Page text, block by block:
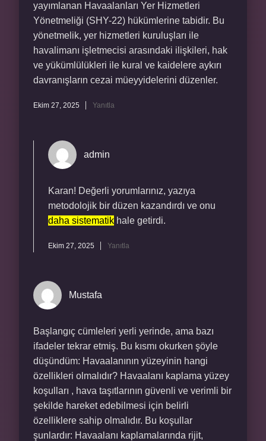
yayımlanan Havaalanları Yer Hizmetleri
Yönetmeliği (SHY-22) hükümlerine tabidir. Bu
yönetmelik, yer hizmetleri kuruluşları ile
havalimanı işletmecisi arasındaki ilişkileri, hak
ve yükümlülükleri ile kural ve kaidelere aykırı
davranışların cezai müeyyidelerini düzenler.
Ekim 27, 2025 Yanıtla
admin
Karan! Değerli yorumlarınız, yazıya
metodolojik bir düzen kazandırdı ve onu
daha sistematik hale getirdi.
Ekim 27, 2025 Yanıtla
Mustafa
Başlangıç cümleleri yerli yerinde, ama bazı
ifadeler tekrar etmiş. Bu kısmı okurken şöyle
düşündüm: Havaalanının yüzeyinin hangi
özellikleri olmalıdır? Havaalanı kaplama yüzey
koşulları , hava taşıtlarının güvenli ve verimli bir
şekilde hareket edebilmesi için belirli
özelliklere sahip olmalıdır. Bu koşullar
şunlardır: Havaalanı kaplamalarında rijit,